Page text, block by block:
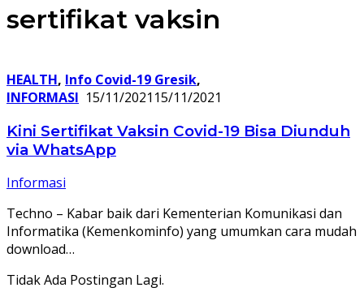
sertifikat vaksin
HEALTH, Info Covid-19 Gresik,
INFORMASI 15/11/2021 15/11/2021
Kini Sertifikat Vaksin Covid-19 Bisa Diunduh
via WhatsApp
Informasi
Techno – Kabar baik dari Kementerian Komunikasi dan
Informatika (Kemenkominfo) yang umumkan cara mudah
download…
Tidak Ada Postingan Lagi.